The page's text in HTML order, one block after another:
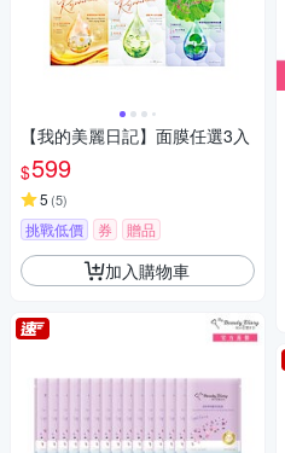
【我的美麗日記】面膜任選3入
$599
5 (5)
挑戰低價 券 贈品
加入購物車